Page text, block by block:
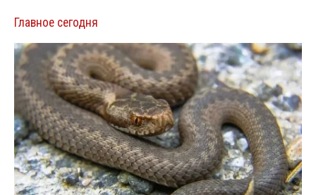
Главное сегодня